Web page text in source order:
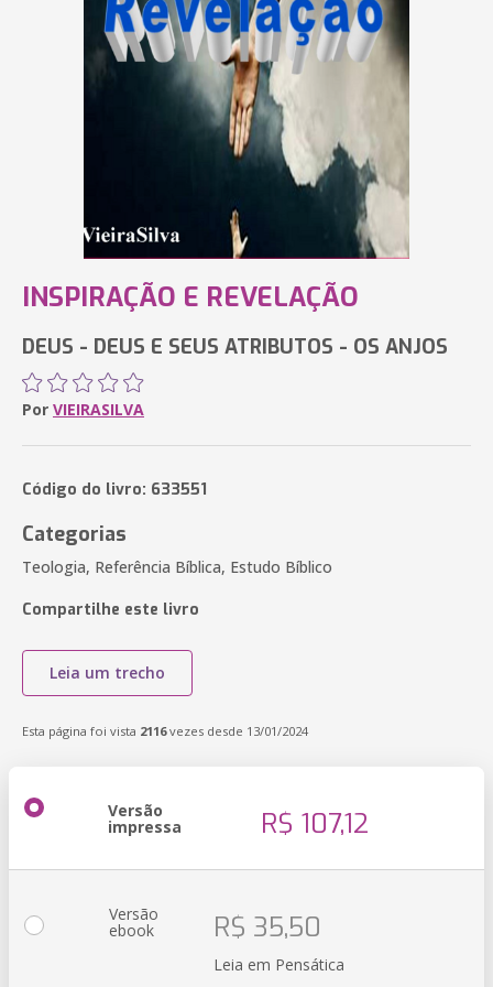
INSPIRAÇÃO E REVELAÇÃO
DEUS - DEUS E SEUS ATRIBUTOS - OS ANJOS
Por VIEIRASILVA
Código do livro: 633551
Categorias
Teologia, Referência Bíblica, Estudo Bíblico
Compartilhe este livro
Leia um trecho
Esta página foi vista 2116vezes desde 13/01/2024
Versão
impressa R$ 107,12
Versão
ebook R$ 35,50
Leia em Pensática